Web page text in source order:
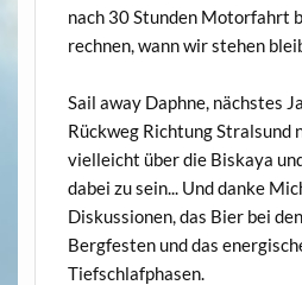
nach 30 Stunden Motorfahrt
rechnen, wann wir stehen
Sail away Daphne, nächstes
Rückweg Richtung Stralsund
vielleicht über die Biskaya
dabei zu sein... Und danke
Diskussionen, das Bier bei
Bergfesten und das
Tiefschlafphasen.